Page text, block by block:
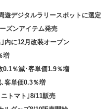
遊デジタルラリースポットに選定
ズンアイテム発売
内に12月改装オープン
増
0.1％減･客単価1.9％増
客単価0.3％増
トマト｣8/11販売